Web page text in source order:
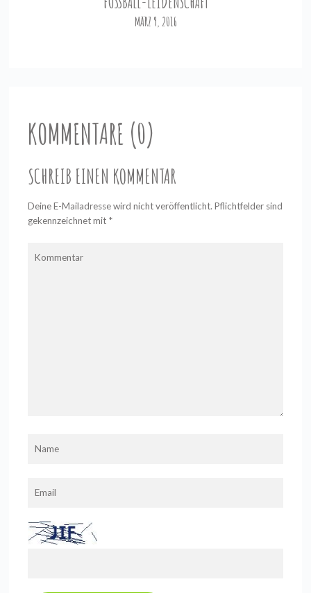
MÄRZ 9, 2016
KOMMENTARE (0)
SCHREIB EINEN KOMMENTAR
Deine E-Mailadresse wird nicht veröffentlicht. Pflichtfelder sind
gekennzeichnet mit *